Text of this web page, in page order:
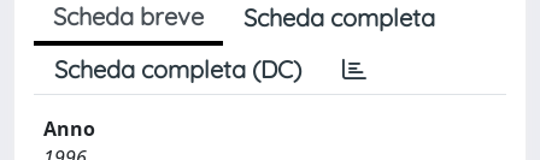
Scheda breve
Scheda completa
Scheda completa (DC)
Anno